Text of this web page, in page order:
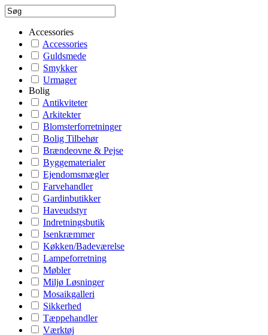
Accessories
Accessories
Guldsmede
Smykker
Urmager
Bolig
Antikviteter
Arkitekter
Blomsterforretninger
Bolig Tilbehør
Brændeovne & Pejse
Byggematerialer
Ejendomsmægler
Farvehandler
Gardinbutikker
Haveudstyr
Indretningsbutik
Isenkræmmer
Køkken/Badeværelse
Lampeforretning
Møbler
Miljø Løsninger
Mosaikgalleri
Sikkerhed
Tæppehandler
Værktøj